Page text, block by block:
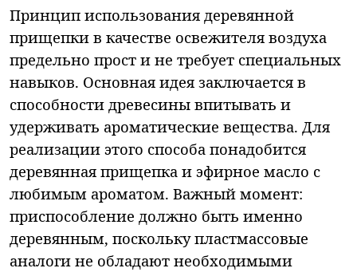
Принцип использования деревянной
прищепки в качестве освежителя воздуха
предельно прост и не требует специальных
навыков. Основная идея заключается в
способности древесины впитывать и
удерживать ароматические вещества. Для
реализации этого способа понадобится
деревянная прищепка и эфирное масло с
любимым ароматом. Важный момент:
приспособление должно быть именно
деревянным, поскольку пластмассовые
аналоги не обладают необходимыми